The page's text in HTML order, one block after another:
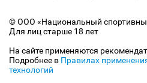
© ООО «Национальный
Для лиц старше 18 лет
На сайте применяются
Подробнее в Правилах
технологий